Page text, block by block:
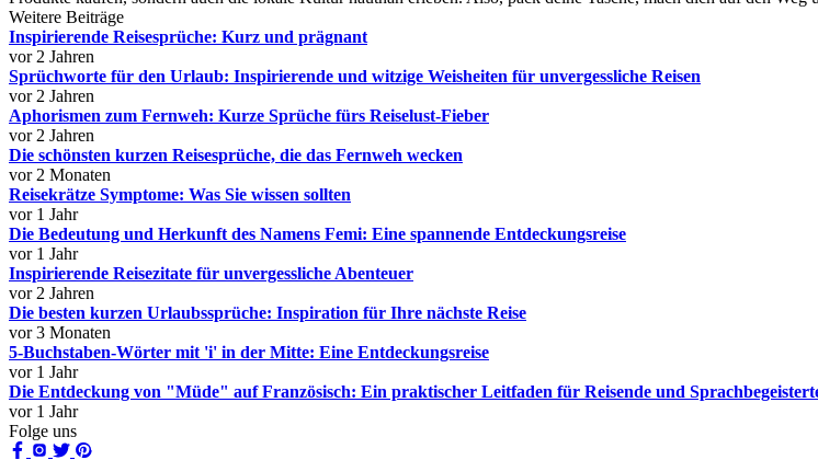
Weitere Beiträge
Inspirierende Reisesprüche: Kurz und prägnant
vor 2 Jahren
Sprüchworte für den Urlaub: Inspirierende und witzige Weisheiten für unvergessliche Reisen
vor 2 Jahren
Aphorismen zum Fernweh: Kurze Sprüche fürs Reiselust-Fieber
vor 2 Jahren
Die schönsten kurzen Reisesprüche, die das Fernweh wecken
vor 2 Monaten
Reisekrätze Symptome: Was Sie wissen sollten
vor 1 Jahr
Die Bedeutung und Herkunft des Namens Femi: Eine spannende Entdeckungsreise
vor 1 Jahr
Inspirierende Reisezitate für unvergessliche Abenteuer
vor 2 Jahren
Die besten kurzen Urlaubssprüche: Inspiration für Ihre nächste Reise
vor 3 Monaten
5-Buchstaben-Wörter mit 'i' in der Mitte: Eine Entdeckungsreise
vor 1 Jahr
Die Entdeckung von "Müde" auf Französisch: Ein praktischer Leitfaden für Reisende und
vor 1 Jahr
Folge uns